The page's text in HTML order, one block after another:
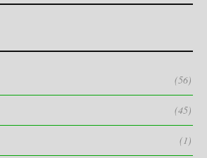
(56)
(45)
(1)